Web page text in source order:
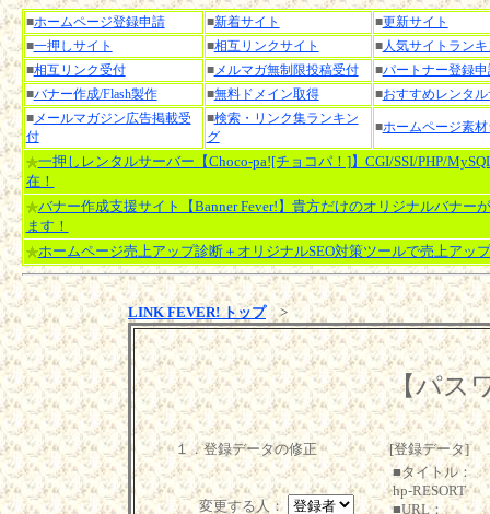
■ホームページ登録申請 ■新着サイト ■更新サイト
■一押しサイト ■相互リンクサイト ■人気サイトランキ
■相互リンク受付 ■メルマガ無制限投稿受付 ■パートナー登録申
■バナー作成/Flash製作 ■無料ドメイン取得 ■おすすめレンタ
■メールマガジン広告掲載受
付
■検索・リンク集ランキン
グ
■ホームページ素
一押しレンタルサーバー【Choco-pa![チョコパ！]】CGI/SSI/PHP/
在！
バナー作成支援サイト【Banner Fever!】貴方だけのオリジナルバナー
ます！
ホームページ売上アップ診断＋オリジナルSEO対策ツールで売上アッ
LINK FEVER! トップ>
【パス
１．登録データの修正
変更する人：
[登録データ]
■タイトル：
hp-RESORT
■URL：